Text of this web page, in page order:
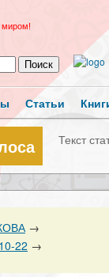
миром!
Статьи
Текст
→
22 →